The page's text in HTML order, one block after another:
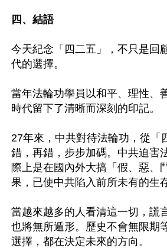
四、結語
今天紀念「四二五」，不只是回
代的選擇。
當年法輪功學員以和平、理性、
時代留下了清晰而深刻的印記。
27年來，中共對待法輪功，從「
錯，再錯，步步加碼。中共迫害
際上是在國內外大搞「假、惡、
果，已使中共陷入前所未有的生
當越來越多的人看清這一切，謊
也將無所遁形。歷史不會無限期
選擇，都在決定未來的方向。